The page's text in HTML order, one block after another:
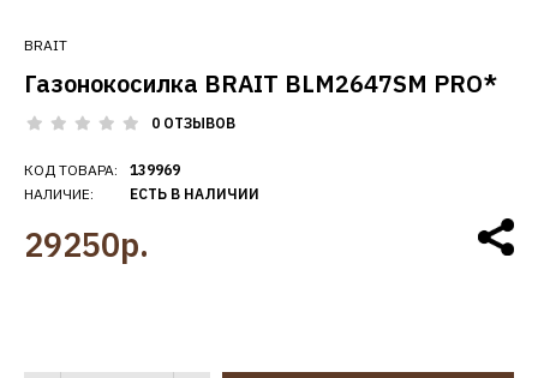
BRAIT
Газонокосилка BRAIT BLM2647SM PRO*
0 ОТЗЫВОВ
КОД ТОВАРА:
НАЛИЧИЕ:
139969
ЕСТЬ В НАЛИЧИИ
29250р.